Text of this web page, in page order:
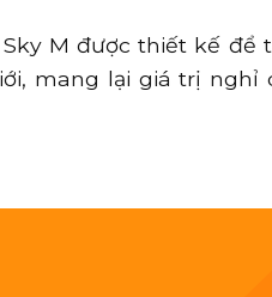
M được thiết kế để
mang lại giá trị nghỉ